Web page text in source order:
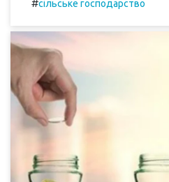
#сільське господарство